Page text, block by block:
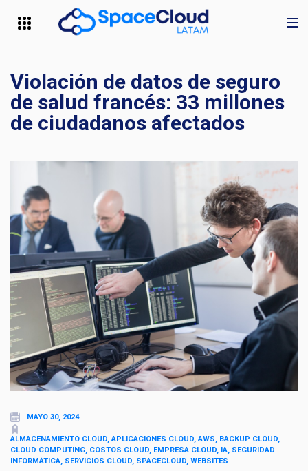
Violación de datos de seguro
de salud francés: 33 millones
de ciudadanos afectados
MAYO 30, 2024
ALMACENAMIENTO CLOUD, APLICACIONES CLOUD, AWS, BACKUP CLOUD,
CLOUD COMPUTING, COSTOS CLOUD, EMPRESA CLOUD, IA, SEGURIDAD
INFORMÁTICA, SERVICIOS CLOUD, SPACECLOUD, WEBSITES